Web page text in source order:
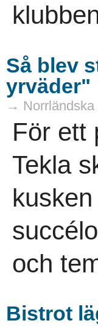
Så blev
yrväder"
→ Norrländska
För ett
Tekla
och
Bistrot